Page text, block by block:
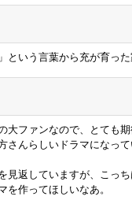
という言葉から充が育った
大ファンなので、とても期
さんらしいドラマになっ
見返していますが、こっ
を作ってほしいなあ。